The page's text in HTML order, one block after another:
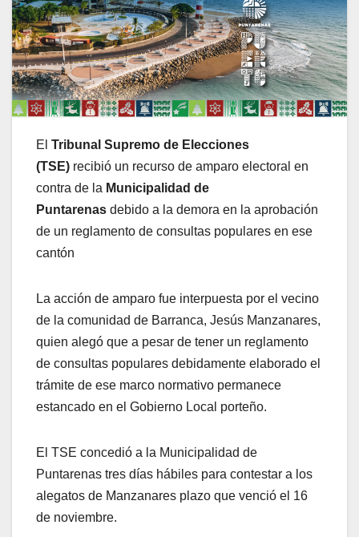
El Tribunal Supremo de Elecciones
(TSE) recibió un recurso de amparo electoral en
contra de la Municipalidad de
Puntarenas debido a la demora en la aprobación
de un reglamento de consultas populares en ese
cantón
La acción de amparo fue interpuesta por el vecino
de la comunidad de Barranca, Jesús Manzanares,
quien alegó que a pesar de tener un reglamento
de consultas populares debidamente elaborado el
trámite de ese marco normativo permanece
estancado en el Gobierno Local porteño.
El TSE concedió a la Municipalidad de
Puntarenas tres días hábiles para contestar a los
alegatos de Manzanares plazo que venció el 16
de noviembre.